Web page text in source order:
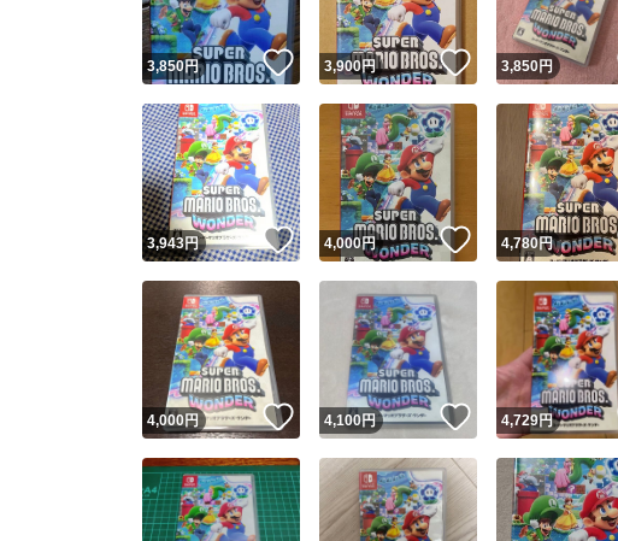
3,850円 いいね！
3,900円 いいね！
3,850円
3,943円 いいね！
4,000円 いいね！
4,780円
4,000 円 いいね！
4,100円 いいね！
4,729円